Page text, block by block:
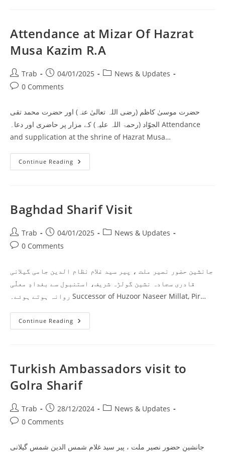
Attendance at Mizar Of Hazrat
Musa Kazim R.A
Post
author:
Trab
Post
published:
04/01/2025
PostNews & Updates
Post0 Comments
حضرت موسیٰ کاظم (رضی اللہ تعالیٰ عنہ) اور حضرت محمد تقی
الجوّاد (رحمۃ اللہ علیہ) کے مزار پر حاضری اور دعا۔ Attendance
and supplication at the shrine of Hazrat Musa…
Continue Reading Attendance
At
Kazim
R.A
Baghdad Sharif Visit
Post
author:
Trab
Post
published:
04/01/2025
PostNews & Updates
Post0 Comments
جانشین حضور نصیر ملت ، پیر سید غلام نظام الدین جامی گیلانی
قادری سجادہ نشین گولڑہ شریف، استنبول سے بغدادِ معلّٰی
روانہ ہوتے ہوئے۔ Successor of Huzoor Naseer Millat, Pir…
Continue Reading Baghdad
Sharif
Turkish Ambassadors visit to
Golra Sharif
Post
author:
Trab
Post
published:
28/12/2024
PostNews & Updates
Post0 Comments
جانشینِ حضور نصیر ملت ، پیر سید غلام شمس الدین شمس گیلانی